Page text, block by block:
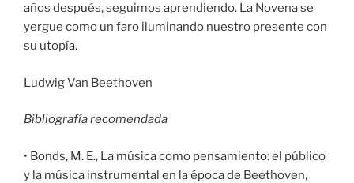
años después, seguimos aprendiendo. La Novena se
yergue como un faro iluminando nuestro presente con
su utopía.
Ludwig Van Beethoven
Bibliografía recomendada
• Bonds, M. E., La música como pensamiento: el público
y la música instrumental en la época de Beethoven,